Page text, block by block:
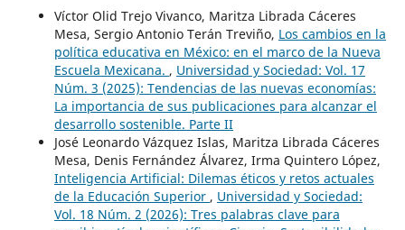
Víctor Olid Trejo Vivanco, Maritza Librada Cáceres
Mesa, Sergio Antonio Terán Treviño, Los cambios en la
política educativa en México: en el marco de la Nueva
Escuela Mexicana. , Universidad y Sociedad: Vol. 17
Núm. 3 (2025): Tendencias de las nuevas economías:
La importancia de sus publicaciones para alcanzar el
desarrollo sostenible. Parte II
José Leonardo Vázquez Islas, Maritza Librada Cáceres
Mesa, Denis Fernández Álvarez, Irma Quintero López,
Inteligencia Artificial: Dilemas éticos y retos actuales
de la Educación Superior , Universidad y Sociedad:
Vol. 18 Núm. 2 (2026): Tres palabras clave para